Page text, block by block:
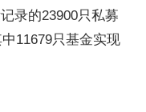
录的23900只私募
11679只基金实现